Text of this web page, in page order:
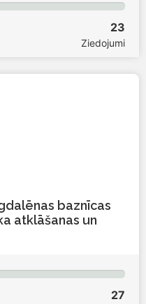
23
Ziedojumi
baznīcas
atklāšanas un
27